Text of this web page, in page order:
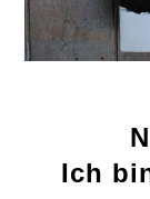
Ich